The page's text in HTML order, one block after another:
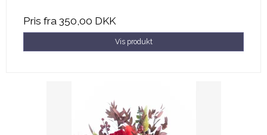
Pris fra 350,00 DKK
Vis produkt